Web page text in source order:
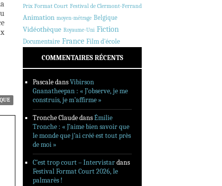
Prix Format Court Festival de Clermont-Ferrand
Animation moyen-métrage Belgique
Vidéothèque Royaume-Uni Fiction
Documentaire France Film d'école
COMMENTAIRES RÉCENTS
PascaledansVibirson
Gnanatheepan : « J’observe, je me
construis, je m’affirme »
Tronche ClaudedansÉmilie
Tronche : « J’aime bien savoir que
le monde que j’ai créé est tout près
de moi »
C’est trop court – Intervistardans
Festival Format Court 2026, le
palmarès !